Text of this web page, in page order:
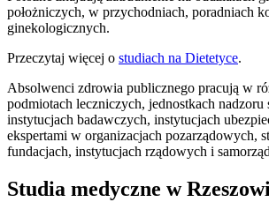
położniczych, w przychodniach, poradniach
ginekologicznych.
Przeczytaj więcej o studiach na Dietetyce.
Absolwenci zdrowia publicznego pracują w
podmiotach leczniczych, jednostkach nadzoru
instytucjach badawczych, instytucjach
ekspertami w organizacjach pozarządowych,
fundacjach, instytucjach rządowych i
Studia medyczne w